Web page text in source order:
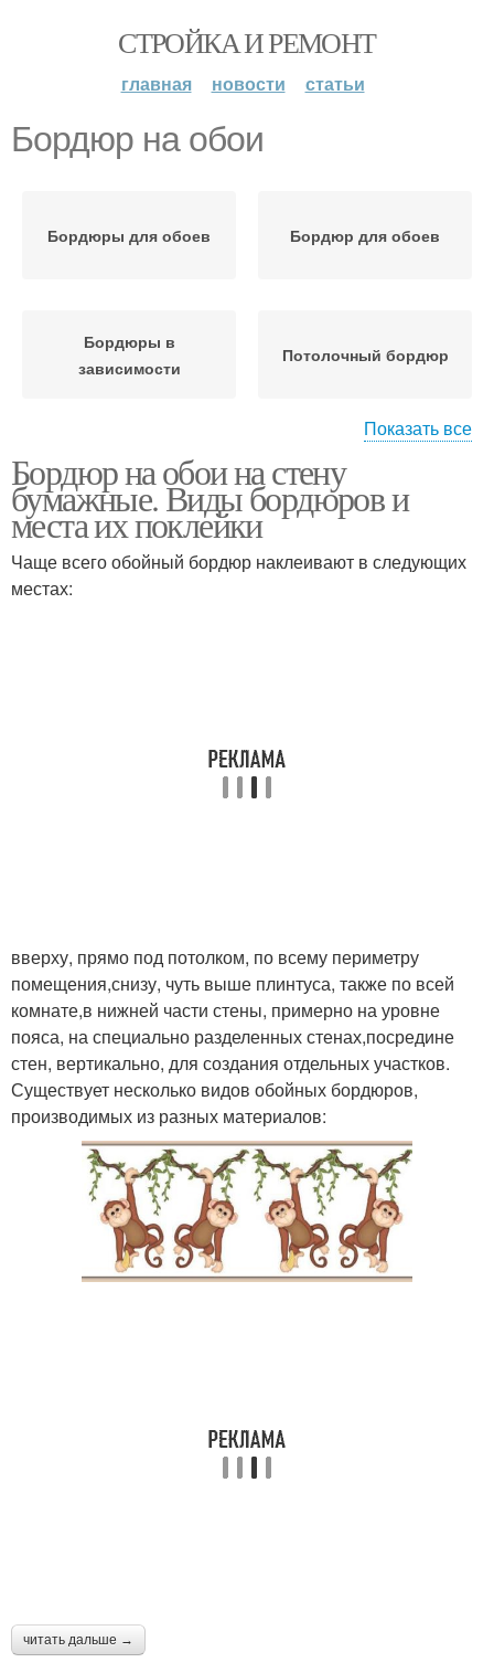
СТРОЙКА И РЕМОНТ
главная новости статьи
Бордюр на обои
Бордюры для обоев Бордюр для обоев
Бордюры в
зависимости
Потолочный бордюр
Бумажный бордюр
Декоративный бордюр
Показать все
Бордюр на обои на стену
бумажные. Виды бордюров и
места их поклейки
Чаще всего обойный бордюр наклеивают в следующих
местах:
вверху, прямо под потолком, по всему периметру
помещения,снизу, чуть выше плинтуса, также по всей
комнате,в нижней части стены, примерно на уровне
пояса, на специально разделенных стенах,посредине
стен, вертикально, для создания отдельных участков.
Существует несколько видов обойных бордюров,
производимых из разных материалов:
читать дальше →